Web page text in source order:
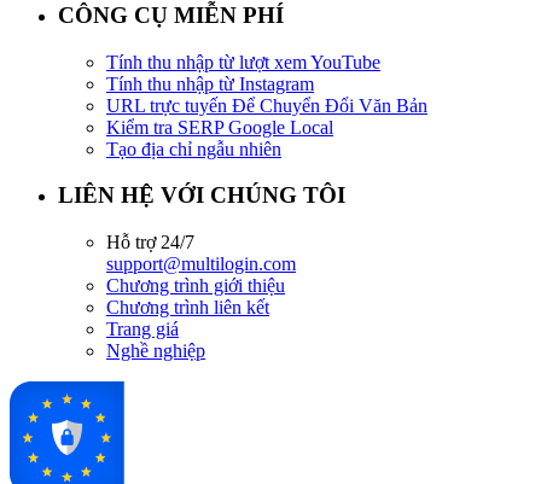
CÔNG CỤ MIỄN PHÍ
Tính thu nhập từ lượt xem YouTube
Tính thu nhập từ Instagram
URL trực tuyến Để Chuyển Đổi Văn Bản
Kiểm tra SERP Google Local
Tạo địa chỉ ngẫu nhiên
LIÊN HỆ VỚI CHÚNG TÔI
Hỗ trợ 24/7
support@multilogin.com
Chương trình giới thiệu
Chương trình liên kết
Trang giá
Nghề nghiệp